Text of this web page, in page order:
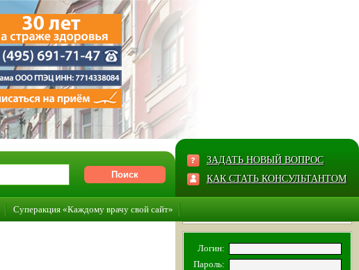
ЗАДАТЬ НОВЫЙ ВОПРОС
КАК СТАТЬ КОНСУЛЬТАНТОМ
Суперакция «Каждому врачу свой сайт»
Логин:
Пароль: